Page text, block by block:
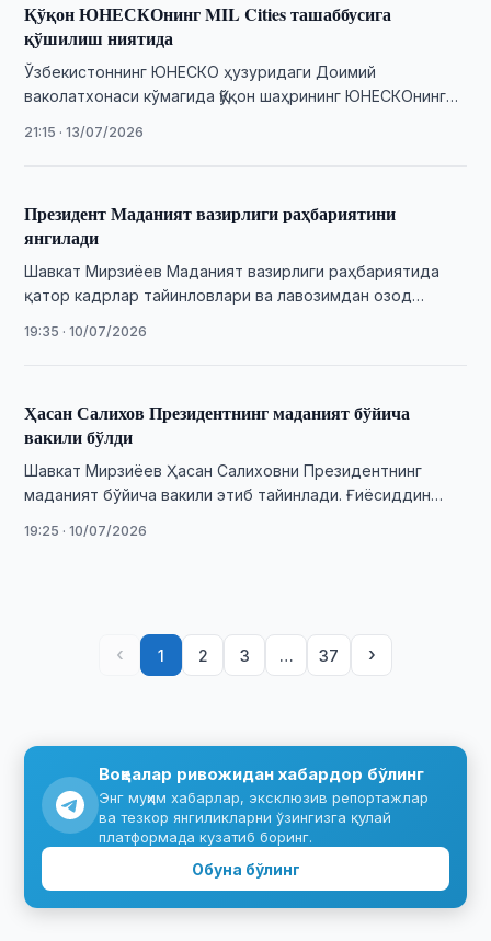
Қўқон ЮНЕСКОнинг MIL Cities ташаббусига
қўшилиш ниятида
Ўзбекистоннинг ЮНЕСКО ҳузуридаги Доимий
ваколатхонаси кўмагида Қўқон шаҳрининг ЮНЕСКОнинг
ташаббусига қўшилиш истиқболларига бағишланган …
21:15 · 13/07/2026
Президент Маданият вазирлиги раҳбариятини
янгилади
Шавкат Мирзиёев Маданият вазирлиги раҳбариятида
қатор кадрлар тайинловлари ва лавозимдан озод
19:35 · 10/07/2026
Ҳасан Салихов Президентнинг маданият бўйича
вакили бўлди
Шавкат Мирзиёев Ҳасан Салиховни Президентнинг
маданият бўйича вакили этиб тайинлади. Ғиёсиддин
19:25 · 10/07/2026
‹ 1 2 3 … 37 ›
Воқеалар ривожидан хабардор бўлинг
Энг муҳим хабарлар, эксклюзив репортажлар
ва тезкор янгиликларни ўзингизга қулай
платформада кузатиб боринг.
Обуна бўлинг